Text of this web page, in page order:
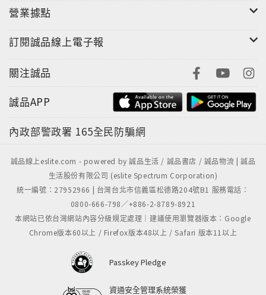
自我反省。
世上所有的成就，一切的財富，皆來自一個觀念。當一
物，擁有過人的信心和勇氣，以致為了達到目的，他不
用爭氣來加倍努力。
面對自己的人生，應該勇於嘗試，努力突破現況，就在
才會有奇蹟的出現。用爭氣來打敗不景氣，別再給自己
找任何藉口。
營業據點
訂閱誠品線上電子報
關注誠品
誠品APP
內政部警政署 165全民防騙網
誠品線上eslite.com - powered by 誠品生活 / 誠品書店 / 誠品物流 | 誠品
生活股份有限公司 (eslite Spectrum Corporation)
統一編號：27952966 | 台灣台北市信義區松德路204號B1 服務電話：
0800-666-798／+886-2-8789-8921
本網站已依台灣網站內容分級規定處理｜建議使用瀏覽器版本：Google
Chrome版本60以上 / Firefox版本48以上 / Safari 版本11以上
Passkey Pledge
資通安全管理系統榮獲